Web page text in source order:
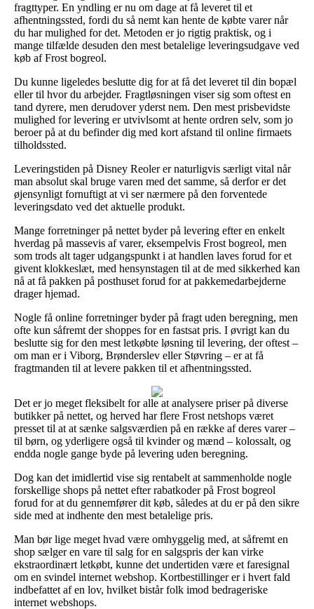
fragttyper. En yndling er nu om dage at få leveret til et
afhentningssted, fordi du så nemt kan hente de købte varer når
du har mulighed for det. Metoden er jo rigtig praktisk, og i
mange tilfælde desuden den mest betalelige leveringsudgave ved
køb af Frost bogreol.
Du kunne ligeledes beslutte dig for at få det leveret til din bopæl
eller til hvor du arbejder. Fragtløsningen viser sig som oftest en
tand dyrere, men derudover yderst nem. Den mest prisbevidste
mulighed for levering er utvivlsomt at hente ordren selv, som jo
beroer på at du befinder dig med kort afstand til online firmaets
tilholdssted.
Leveringstiden på Disney Reoler er naturligvis særligt vital når
man absolut skal bruge varen med det samme, så derfor er det
øjensynligt fornuftigt at vi ser nærmere på den forventede
leveringsdato ved det aktuelle produkt.
Mange forretninger på nettet byder på levering efter en enkelt
hverdag på massevis af varer, eksempelvis Frost bogreol, men
som trods alt tager udgangspunkt i at handlen laves forud for et
givent klokkeslæt, med hensynstagen til at de med sikkerhed kan
nå at få pakken på posthuset forud for at pakkemedarbejderne
drager hjemad.
Nogle få online forretninger byder på fragt uden beregning, men
ofte kun såfremt der shoppes for en fastsat pris. I øvrigt kan du
beslutte sig for den mest letkøbte løsning til levering, der oftest –
om man er i Viborg, Brønderslev eller Støvring – er at få
fragtmanden til at levere pakken til et afhentningssted.
Det er jo meget fleksibelt for alle at analysere priser på diverse
butikker på nettet, og herved har flere Frost netshops været
presset til at at sænke salgsværdien på en række af deres varer –
til børn, og yderligere også til kvinder og mænd – kolossalt, og
endda nogle gange byde på levering uden beregning.
Dog kan det imidlertid vise sig rentabelt at sammenholde nogle
forskellige shops på nettet efter rabatkoder på Frost bogreol
forud for at du gennemfører dit køb, således at du er på den sikre
side med at indhente den mest betalelige pris.
Man bør lige meget hvad være omhyggelig med, at såfremt en
shop sælger en vare til salg for en salgspris der kan virke
ekstraordinært letkøbt, kunne det undertiden være et faresignal
om en svindel internet webshop. Kortbestillinger er i hvert fald
indbefattet af en lov, hvilket bistår folk imod bedrageriske
internet webshops.